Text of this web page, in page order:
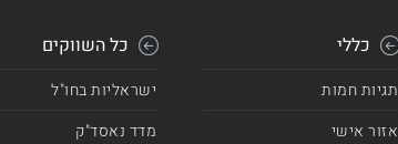
כללי
תגיות חמות
אזור אישי
כל השווקים
ישראליות בחו"ל
מדד נאסד"ק